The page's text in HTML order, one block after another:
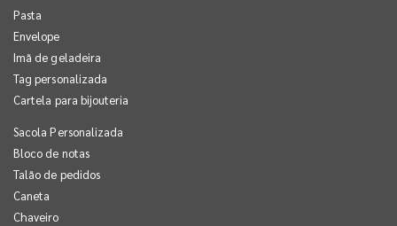
Pasta
Envelope
Imã de geladeira
Tag personalizada
Cartela para bijouteria
Sacola Personalizada
Bloco de notas
Talão de pedidos
Caneta
Chaveiro